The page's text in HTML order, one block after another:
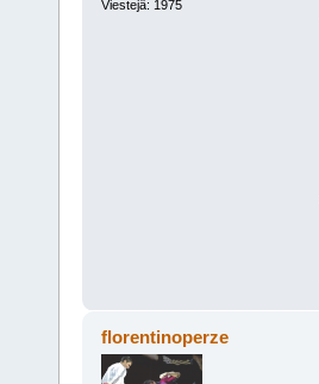
Viestejä: 1975
florentinoperze